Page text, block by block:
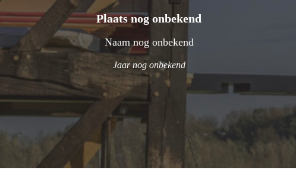
Plaats nog onbekend
Naam nog onbekend
Jaar nog onbekend